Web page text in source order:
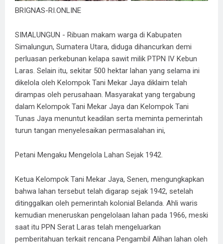
BRIGNAS-RI.ONLINE
SIMALUNGUN - Ribuan makam warga di Kabupaten
Simalungun, Sumatera Utara, diduga dihancurkan demi
perluasan perkebunan kelapa sawit milik PTPN IV Kebun
Laras. Selain itu, sekitar 500 hektar lahan yang selama ini
dikelola oleh Kelompok Tani Mekar Jaya diklaim telah
dirampas oleh perusahaan. Masyarakat yang tergabung
dalam Kelompok Tani Mekar Jaya dan Kelompok Tani
Tunas Jaya menuntut keadilan serta meminta pemerintah
turun tangan menyelesaikan permasalahan ini,
Petani Mengaku Mengelola Lahan Sejak 1942.
Ketua Kelompok Tani Mekar Jaya, Senen, mengungkapkan
bahwa lahan tersebut telah digarap sejak 1942, setelah
ditinggalkan oleh pemerintah kolonial Belanda. Ahli waris
kemudian meneruskan pengelolaan lahan pada 1966, meski
saat itu PPN Serat Laras telah mengeluarkan
pemberitahuan terkait rencana Pengambil Alihan lahan oleh